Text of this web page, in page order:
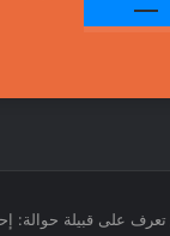
تعرف على قبيلة حوالة: